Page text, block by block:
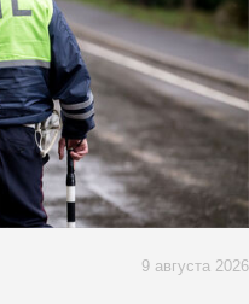
9 августа 2026